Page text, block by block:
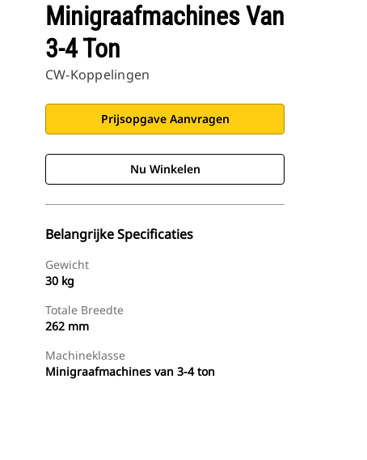
Minigraafmachines Van
3-4 Ton
CW-Koppelingen
Prijsopgave Aanvragen
Nu Winkelen
Belangrijke Specificaties
Gewicht
30 kg
Totale Breedte
262 mm
Machineklasse
Minigraafmachines van 3-4 ton